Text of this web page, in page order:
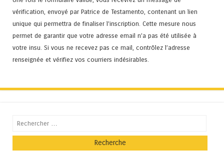
vérification, envoyé par Patrice de Testamento, contenant un lien
unique qui permettra de finaliser l'inscription. Cette mesure nous
permet de garantir que votre adresse email n’a pas été utilisée à
votre insu. Si vous ne recevez pas ce mail, contrôlez l’adresse
renseignée et vérifiez vos courriers indésirables.
Recherche